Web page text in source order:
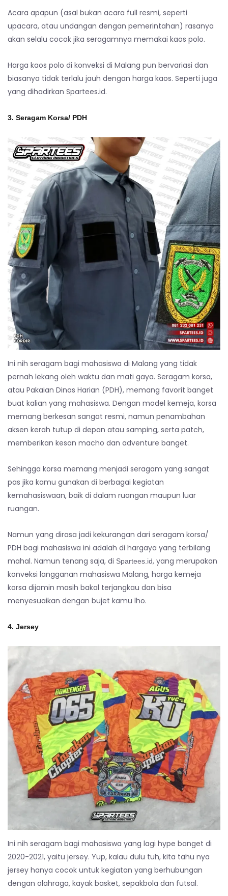
Acara apapun (asal bukan acara full resmi, seperti
upacara, atau undangan dengan pemerintahan) rasanya
akan selalu cocok jika seragamnya memakai kaos polo.
Harga kaos polo di konveksi di Malang pun bervariasi dan
biasanya tidak terlalu jauh dengan harga kaos. Seperti juga
yang dihadirkan Spartees.id.
3. Seragam Korsa/ PDH
Ini nih seragam bagi mahasiswa di Malang yang tidak
pernah lekang oleh waktu dan mati gaya. Seragam korsa,
atau Pakaian Dinas Harian (PDH), memang favorit banget
buat kalian yang mahasiswa. Dengan model kemeja, korsa
memang berkesan sangat resmi, namun penambahan
aksen kerah tutup di depan atau samping, serta patch,
memberikan kesan macho dan adventure banget.
Sehingga korsa memang menjadi seragam yang sangat
pas jika kamu gunakan di berbagai kegiatan
kemahasiswaan, baik di dalam ruangan maupun luar
ruangan.
Namun yang dirasa jadi kekurangan dari seragam korsa/
PDH bagi mahasiswa ini adalah di hargaya yang terbilang
mahal. Namun tenang saja, di Spartees.id, yang merupakan
konveksi langganan mahasiswa Malang, harga kemeja
korsa dijamin masih bakal terjangkau dan bisa
menyesuaikan dengan bujet kamu lho.
4. Jersey
Ini nih seragam bagi mahasiswa yang lagi hype banget di
2020-2021, yaitu jersey. Yup, kalau dulu tuh, kita tahu nya
jersey hanya cocok untuk kegiatan yang berhubungan
dengan olahraga, kayak basket, sepakbola dan futsal.